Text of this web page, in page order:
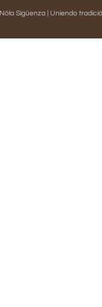
Sigüenza | Uniendo